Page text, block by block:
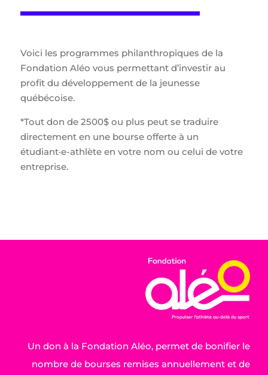
Voici les programmes philanthropiques de la
Fondation Aléo vous permettant d’investir au
profit du développement de la jeunesse
québécoise.
*Tout don de 2500$ ou plus peut se traduire
directement en une bourse offerte à un
étudiant·e-athlète en votre nom ou celui de votre
entreprise.
Un don à la Fondation Aléo, permet de bonifier le
nombre de bourses remises annuellement et de